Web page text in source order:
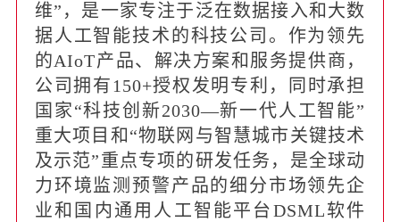
维”，是一家专注于泛在数据接入和大数
据人工智能技术的科技公司。作为领先
的AIoT产品、解决方案和服务提供商，
公司拥有150+授权发明专利，同时承担
国家“科技创新2030—新一代人工智能”
重大项目和“物联网与智慧城市关键技术
及示范”重点专项的研发任务，是全球动
力环境监测预警产品的细分市场领先企
业和国内通用人工智能平台DSML软件